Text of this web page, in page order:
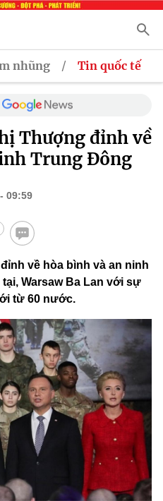
nhũng / Tin quốc tế
Thượng đỉnh về
Trung Đông
09:59
về hòa bình và an ninh
Warsaw Ba Lan với sự
từ 60 nước.